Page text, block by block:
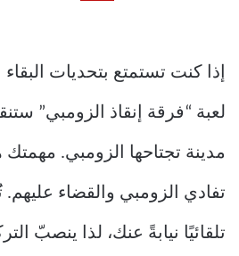
إذا كنت تستمتع بتحديات
لعبة “فرقة إنقاذ الزومبي”
مدينة تجتاحها الزومبي. مهمتك
تفادي الزومبي والقضاء عليهم.
تلقائيًا نيابةً عنك، لذا ينصبّ